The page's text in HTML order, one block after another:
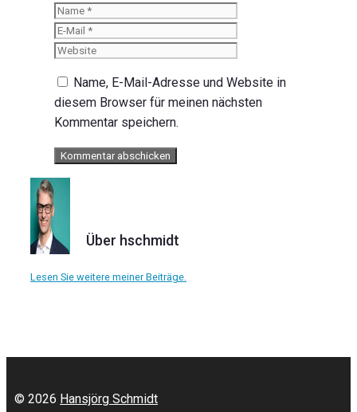
Name
Name, E-Mail-Adresse und Website in
diesem Browser für meinen nächsten
Kommentar speichern.
Über hschmidt
Lesen Sie weitere meiner Beiträge.
© 2026 Hansjörg Schmidt